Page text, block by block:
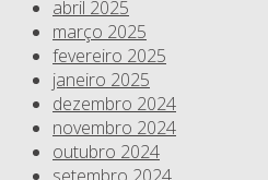
abril 2025
março 2025
fevereiro 2025
janeiro 2025
dezembro 2024
novembro 2024
outubro 2024